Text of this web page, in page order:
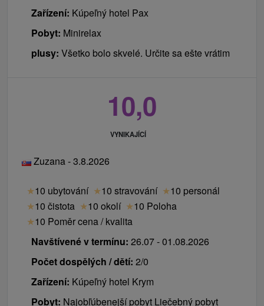
Zařízení: Kúpeľný hotel Pax
Pobyt: Minirelax
plusy: Všetko bolo skvelé. Určite sa ešte vrátim
10,0
VYNIKAJÍCÍ
Zuzana - 3.8.2026
★10 ubytování ★10 stravování ★10 personál
★10 čistota ★10 okolí ★10 Poloha
★10 Poměr cena / kvalita
Navštívené v termínu: 26.07 - 01.08.2026
Počet dospělých / dětí: 2/0
Zařízení: Kúpeľný hotel Krym
Pobyt: Najobľúbenejší pobyt Liečebný pobyt